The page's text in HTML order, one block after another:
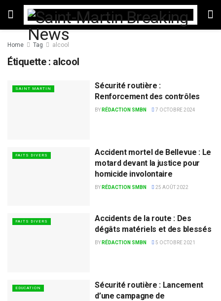
Home Tag alcool
Étiquette : alcool
SAINT MARTIN
Sécurité routière :
Renforcement des contrôles
BY RÉDACTION SMBN 7 OCTOBRE 2024
FAITS DIVERS
Accident mortel de Bellevue : Le
motard devant la justice pour
homicide involontaire
BY RÉDACTION SMBN 25 AOÛT 2022
FAITS DIVERS
Accidents de la route : Des
dégâts matériels et des blessés
BY RÉDACTION SMBN 5 OCTOBRE 2021
EDUCATION
Sécurité routière : Lancement
d’une campagne de